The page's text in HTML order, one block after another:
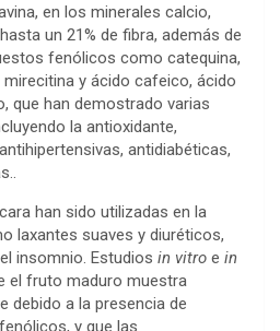
en los minerales calcio,
un 21% de fibra, además de
fenólicos como catequina,
mirecitina y ácido cafeico, ácido
que han demostrado varias
la antioxidante,
antidiabéticas,
han sido utilizadas en la
laxantes suaves y diuréticos,
insomnio. Estudios in vitro e in
el fruto maduro muestra
debido a la presencia de
y que las